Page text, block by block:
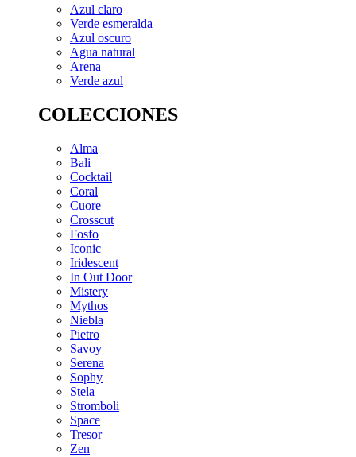
Azul claro
Verde esmeralda
Azul oscuro
Agua natural
Arena
Verde azul
COLECCIONES
Alma
Bali
Cocktail
Coral
Cuore
Crosscut
Fosfo
Iconic
Iridescent
In Out Door
Mistery
Mythos
Niebla
Pietro
Savoy
Serena
Sophy
Stela
Stromboli
Space
Tresor
Zen